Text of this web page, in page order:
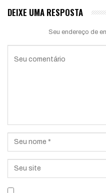
DEIXE UMA RESPOSTA
Seu endereço de